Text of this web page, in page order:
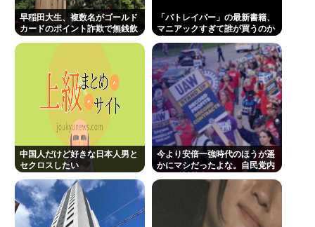
影山優佳、フォトエッセイが販売から 5日で重版決
定！未公開ランジェリーカットを公開
医療脱毛・脱毛サロンを考えてるんだが！脱毛モメ
ンいるか？？
三山凌輝が妻・趣里との「キス・濡れ場禁止ルー
ル」を破って既婚の元宝塚女優・花乃まりあと連日
密会《直撃後にもホテルへ…》
ジャンポケ斉藤「同意があったんです。本当です。
信じて下さい」 ←何でこの主張が通らないの？
(ヽ´ん`)「手術が始まった…大丈夫大丈夫落ち着け」
医師「キャー地震よー！」(;ﾟんﾟ)「！？」
早稲田大生、複数名がゴールド
カードのポイント詐欺で無銭飲
「パトレイバー」の最新書籍、
マニアックすぎて誰が買うのか
中国人だけど好きな日本人男と
セクロスしたい
今より安倍一強時代のほうが遥
かにマシだったよな。自民党内
んとやり国会にも出席、僅かに